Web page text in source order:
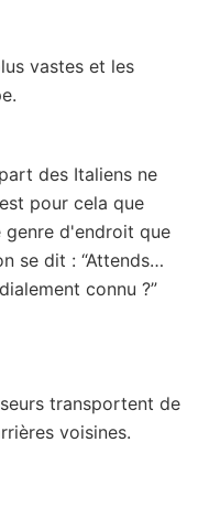
vastes et les
des Italiens ne
pour cela que
d'endroit que
se dit : “Attends…
connu ?”
transportent de
voisines.